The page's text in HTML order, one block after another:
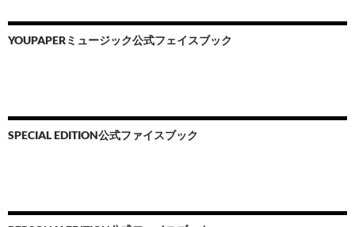
YOUPAPERミュージック公式フェイスブック
SPECIAL EDITION公式ファイスブック